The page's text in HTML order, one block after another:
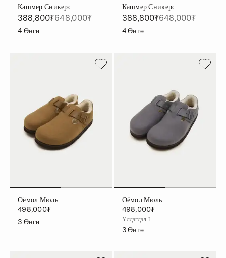
Кашмер Сникерс
388,800₮648,000₮
4 Өнгө
Кашмер Сникерс
388,800₮648,000₮
4Өнгө
Оёмол Мюль
498,000₮
3 Өнгө
Оёмол Мюль
498,000₮
Үлдэгдэл 1
3Өнгө